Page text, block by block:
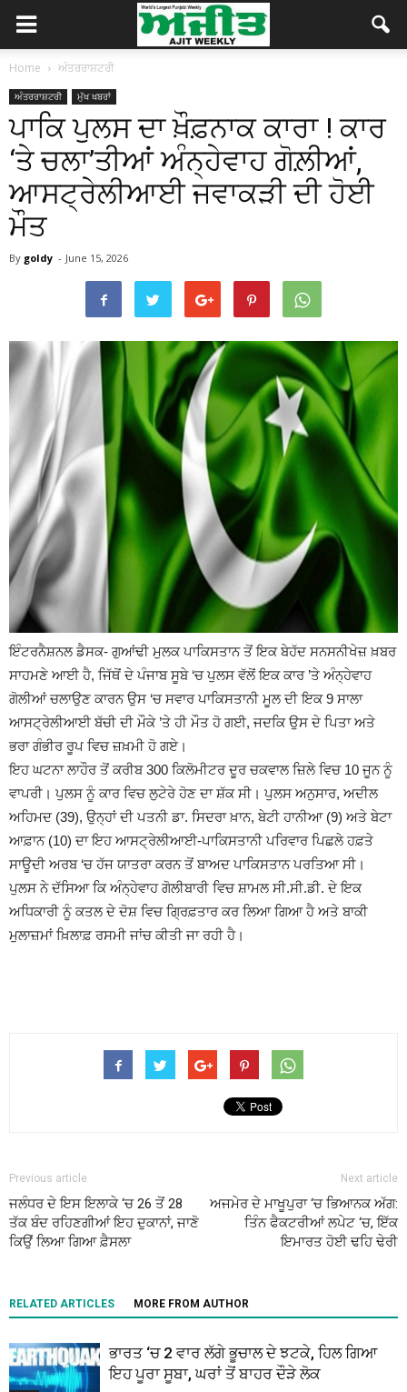
Home ਅੰਤਰਰਾਸ਼ਟਰੀ
ਅੰਤਰਰਾਸ਼ਟਰੀ ਮੁੱਖ ਖਬਰਾਂ
ਪਾਕਿ ਪੁਲਸ ਦਾ ਖ਼ੌਫ਼ਨਾਕ ਕਾਰਾ ! ਕਾਰ
‘ਤੇ ਚਲਾ’ਤੀਆਂ ਅੰਨ੍ਹੇਵਾਹ ਗੋਲ਼ੀਆਂ,
ਆਸਟ੍ਰੇਲੀਆਈ ਜਵਾਕੜੀ ਦੀ ਹੋਈ
ਮੌਤ
By goldy - June 15, 2026
ਇੰਟਰਨੈਸ਼ਨਲ ਡੈਸਕ- ਗੁਆਂਢੀ ਮੁਲਕ ਪਾਕਿਸਤਾਨ ਤੋਂ ਇਕ ਬੇਹੱਦ ਸਨਸਨੀਖੇਜ਼ ਖ਼ਬਰ
ਸਾਹਮਣੇ ਆਈ ਹੈ, ਜਿੱਥੋਂ ਦੇ ਪੰਜਾਬ ਸੂਬੇ ‘ਚ ਪੁਲਸ ਵੱਲੋਂ ਇਕ ਕਾਰ ’ਤੇ ਅੰਨ੍ਹੇਵਾਹ
ਗੋਲੀਆਂ ਚਲਾਉਣ ਕਾਰਨ ਉਸ ‘ਚ ਸਵਾਰ ਪਾਕਿਸਤਾਨੀ ਮੂਲ ਦੀ ਇਕ 9 ਸਾਲਾ
ਆਸਟ੍ਰੇਲੀਆਈ ਬੱਚੀ ਦੀ ਮੌਕੇ ’ਤੇ ਹੀ ਮੌਤ ਹੋ ਗਈ, ਜਦਕਿ ਉਸ ਦੇ ਪਿਤਾ ਅਤੇ
ਭਰਾ ਗੰਭੀਰ ਰੂਪ ਵਿਚ ਜ਼ਖ਼ਮੀ ਹੋ ਗਏ।
ਇਹ ਘਟਨਾ ਲਾਹੌਰ ਤੋਂ ਕਰੀਬ 300 ਕਿਲੋਮੀਟਰ ਦੂਰ ਚਕਵਾਲ ਜ਼ਿਲੇ ਵਿਚ 10 ਜੂਨ ਨੂੰ
ਵਾਪਰੀ। ਪੁਲਸ ਨੂੰ ਕਾਰ ਵਿਚ ਲੁਟੇਰੇ ਹੋਣ ਦਾ ਸ਼ੱਕ ਸੀ। ਪੁਲਸ ਅਨੁਸਾਰ, ਅਦੀਲ
ਅਹਿਮਦ (39), ਉਨ੍ਹਾਂ ਦੀ ਪਤਨੀ ਡਾ. ਸਿਦਰਾ ਖ਼ਾਨ, ਬੇਟੀ ਹਾਨੀਆ (9) ਅਤੇ ਬੇਟਾ
ਆਫ਼ਾਨ (10) ਦਾ ਇਹ ਆਸਟ੍ਰੇਲੀਆਈ-ਪਾਕਿਸਤਾਨੀ ਪਰਿਵਾਰ ਪਿਛਲੇ ਹਫ਼ਤੇ
ਸਾਊਦੀ ਅਰਬ ‘ਚ ਹੱਜ ਯਾਤਰਾ ਕਰਨ ਤੋਂ ਬਾਅਦ ਪਾਕਿਸਤਾਨ ਪਰਤਿਆ ਸੀ।
ਪੁਲਸ ਨੇ ਦੱਸਿਆ ਕਿ ਅੰਨ੍ਹੇਵਾਹ ਗੋਲੀਬਾਰੀ ਵਿਚ ਸ਼ਾਮਲ ਸੀ.ਸੀ.ਡੀ. ਦੇ ਇਕ
ਅਧਿਕਾਰੀ ਨੂੰ ਕਤਲ ਦੇ ਦੋਸ਼ ਵਿਚ ਗ੍ਰਿਫ਼ਤਾਰ ਕਰ ਲਿਆ ਗਿਆ ਹੈ ਅਤੇ ਬਾਕੀ
ਮੁਲਾਜ਼ਮਾਂ ਖ਼ਿਲਾਫ਼ ਰਸਮੀ ਜਾਂਚ ਕੀਤੀ ਜਾ ਰਹੀ ਹੈ।
Previous article
ਜਲੰਧਰ ਦੇ ਇਸ ਇਲਾਕੇ ‘ਚ 26 ਤੋਂ 28
ਤੱਕ ਬੰਦ ਰਹਿਣਗੀਆਂ ਇਹ ਦੁਕਾਨਾਂ, ਜਾਣੋ
ਕਿਉਂ ਲਿਆ ਗਿਆ ਫ਼ੈਸਲਾ
Next article
ਅਜਮੇਰ ਦੇ ਮਾਖੂਪੁਰਾ ‘ਚ ਭਿਆਨਕ ਅੱਗ:
ਤਿੰਨ ਫੈਕਟਰੀਆਂ ਲਪੇਟ ‘ਚ, ਇੱਕ
ਇਮਾਰਤ ਹੋਈ ਢਹਿ ਢੇਰੀ
RELATED ARTICLES MORE FROM AUTHOR
ਭਾਰਤ ‘ਚ 2 ਵਾਰ ਲੱਗੇ ਭੂਚਾਲ ਦੇ ਝਟਕੇ, ਹਿਲ ਗਿਆ
ਇਹ ਪੂਰਾ ਸੂਬਾ, ਘਰਾਂ ਤੋਂ ਬਾਹਰ ਦੌੜੇ ਲੋਕ